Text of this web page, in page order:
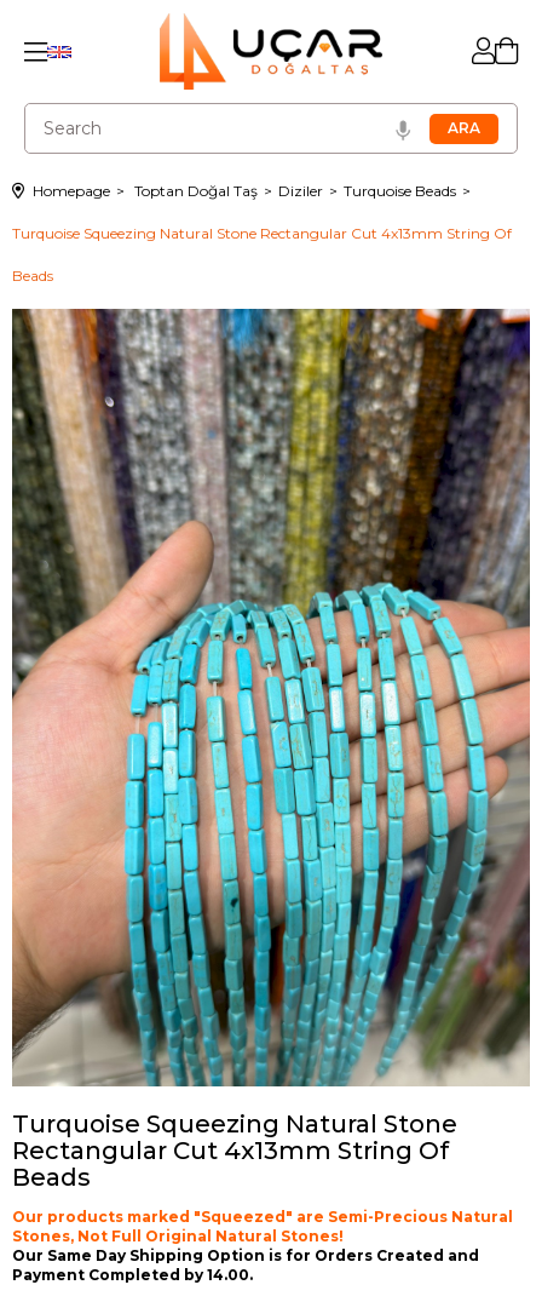
Homepage Toptan Doğal Taş Diziler Turquoise Beads
Turquoise Squeezing Natural Stone Rectangular Cut 4x13mm String Of
Beads
Turquoise Squeezing Natural Stone
Rectangular Cut 4x13mm String Of
Beads
Our products marked "Squeezed" are Semi-Precious Natural
Stones, Not Full Original Natural Stones!
Our Same Day Shipping Option is for Orders Created and
Payment Completed by 14.00.